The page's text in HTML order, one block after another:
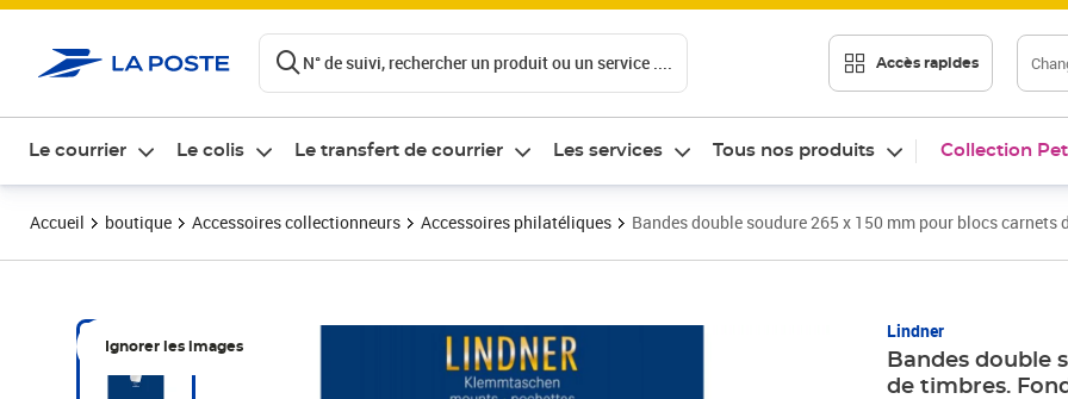
N° de suivi, rechercher un produit ou un service .... Accès rapides
Le courrier Le colis Le transfert de courrier Les services Tous nos produits Collection
Accueil boutique Accessoires collectionneurs Accessoires philatéliques Bandes double soudure 265 x 150 mm pour blocs carnets
Ignorer les images
Lindner
Bandes double
de timbres.
Prix 10,50€